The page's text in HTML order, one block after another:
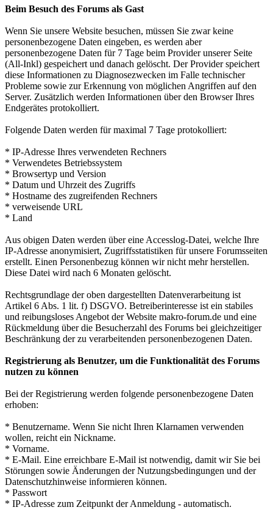
Beim Besuch des Forums als Gast
Wenn Sie unsere Website besuchen, müssen Sie zwar keine
personenbezogene Daten eingeben, es werden aber
personenbezogene Daten für 7 Tage beim Provider unserer Seite
(All-Inkl) gespeichert und danach gelöscht. Der Provider speichert
diese Informationen zu Diagnosezwecken im Falle technischer
Probleme sowie zur Erkennung von möglichen Angriffen auf den
Server. Zusätzlich werden Informationen über den Browser Ihres
Endgerätes protokolliert.
Folgende Daten werden für maximal 7 Tage protokolliert:
* IP-Adresse Ihres verwendeten Rechners
* Verwendetes Betriebssystem
* Browsertyp und Version
* Datum und Uhrzeit des Zugriffs
* Hostname des zugreifenden Rechners
* verweisende URL
* Land
Aus obigen Daten werden über eine Accesslog-Datei, welche Ihre
IP-Adresse anonymisiert, Zugriffsstatistiken für unsere Forumsseiten
erstellt. Einen Personenbezug können wir nicht mehr herstellen.
Diese Datei wird nach 6 Monaten gelöscht.
Rechtsgrundlage der oben dargestellten Datenverarbeitung ist
Artikel 6 Abs. 1 lit. f) DSGVO. Betreiberinteresse ist ein stabiles
und reibungsloses Angebot der Website makro-forum.de und eine
Rückmeldung über die Besucherzahl des Forums bei gleichzeitiger
Beschränkung der zu verarbeitenden personenbezogenen Daten.
Registrierung als Benutzer, um die Funktionalität des Forums
nutzen zu können
Bei der Registrierung werden folgende personenbezogene Daten
erhoben:
* Benutzername. Wenn Sie nicht Ihren Klarnamen verwenden
wollen, reicht ein Nickname.
* Vorname.
* E-Mail. Eine erreichbare E-Mail ist notwendig, damit wir Sie bei
Störungen sowie Änderungen der Nutzungsbedingungen und der
Datenschutzhinweise informieren können.
* Passwort
* IP-Adresse zum Zeitpunkt der Anmeldung - automatisch.